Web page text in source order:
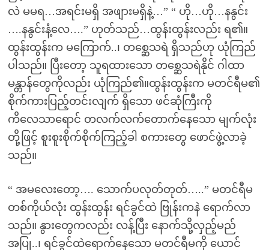
လဲ မမရ…အရင်းမရှိ အဖျားမရှိနဲ့…” “ ဟို…ဟို…နနွင်း
….နနွင်းနံ့လေ….” ဟုတ်သည်…ထွန်းထွန်းလည်း ရ၏။
ထွန်းထွန်းက မကြောက်..၊ တစ္ဆေသရဲ ရှိသည်ဟု ယုံကြည်
ပါသည်။ ပြီးတော့ သူရထားသော တစ္ဆေသရဲနိုင် ဂါထာ
မန္တာန်တွေကိုလည်း ယုံကြည်၏။ထွန်းထွန်းက မတင်ရီမ၏
စိုက်ကားပြည့်တင်းလျက် ရှိသော ဖင်ဆုံကြီးကို
ကိလေသာရောင် တလက်လက်တောက်နေသော မျက်လုံး
တို့ဖြင့် စူးစူးစိုက်စိုက်ကြည့်ခါ စကားတွေ ဖောင်ဖွဲ့လာခဲ့
သည်။
“ အမလေးတော့…. သောက်ပလုတ်တုတ်…..” မတင်ရီမ
တစ်ကိုယ်လုံး ထွန်းထွန်း ရင်ခွင်ထဲ ဗြုန်းကနဲ ရောက်လာ
သည်။ နွားတွေကလည်း လန့်ပြီး နောက်သို့လှည့်မည်
အပြု..၊ ရင်ခွင်ထဲရောက်နေသော မတင်ရီမကို ယောင်